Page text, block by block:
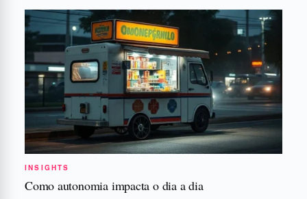
INSIGHTS
Como autonomia impacta o dia a dia